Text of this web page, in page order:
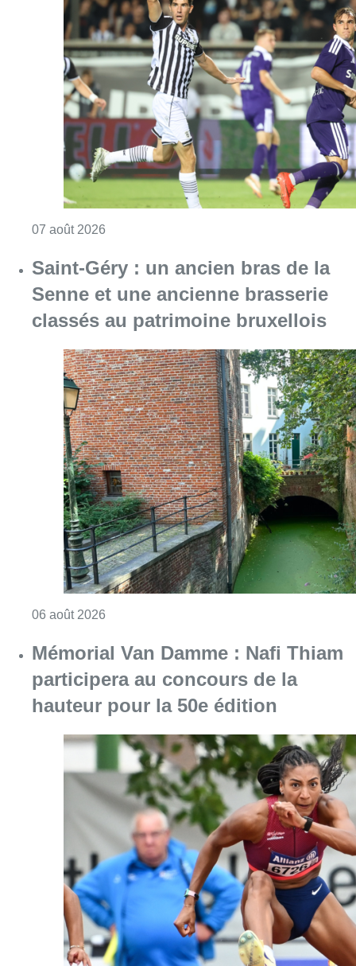
07 août 2026
Saint-Géry : un ancien bras de la
Senne et une ancienne brasserie
classés au patrimoine bruxellois
06 août 2026
Mémorial Van Damme : Nafi Thiam
participera au concours de la
hauteur pour la 50e édition